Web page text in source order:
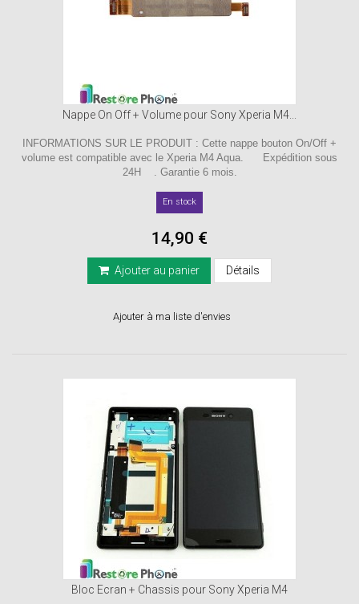
Nappe On Off + Volume pour Sony Xperia M4...
INFORMATIONS SUR LE PRODUIT : Cette nappe bouton On/Off +
volume est compatible avec le Xperia M4 Aqua. Expédition sous
24H . Garantie 6 mois.
En stock
14,90 €
Ajouter au panier Détails
Ajouter à ma liste d'envies
Bloc Ecran + Chassis pour Sony Xperia M4